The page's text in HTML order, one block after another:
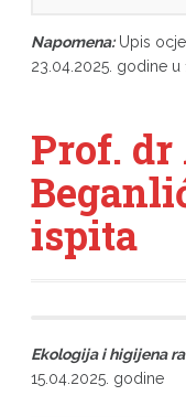
Napomena:Upis
23.04.2025. godine u
Prof. dr
ispita
Ekologija i higijena
15.04.2025. godine